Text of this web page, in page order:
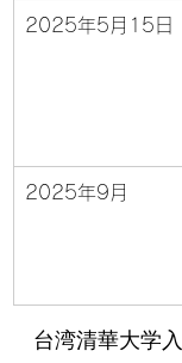
2025年5月15日
2025年9月
台湾清華大学